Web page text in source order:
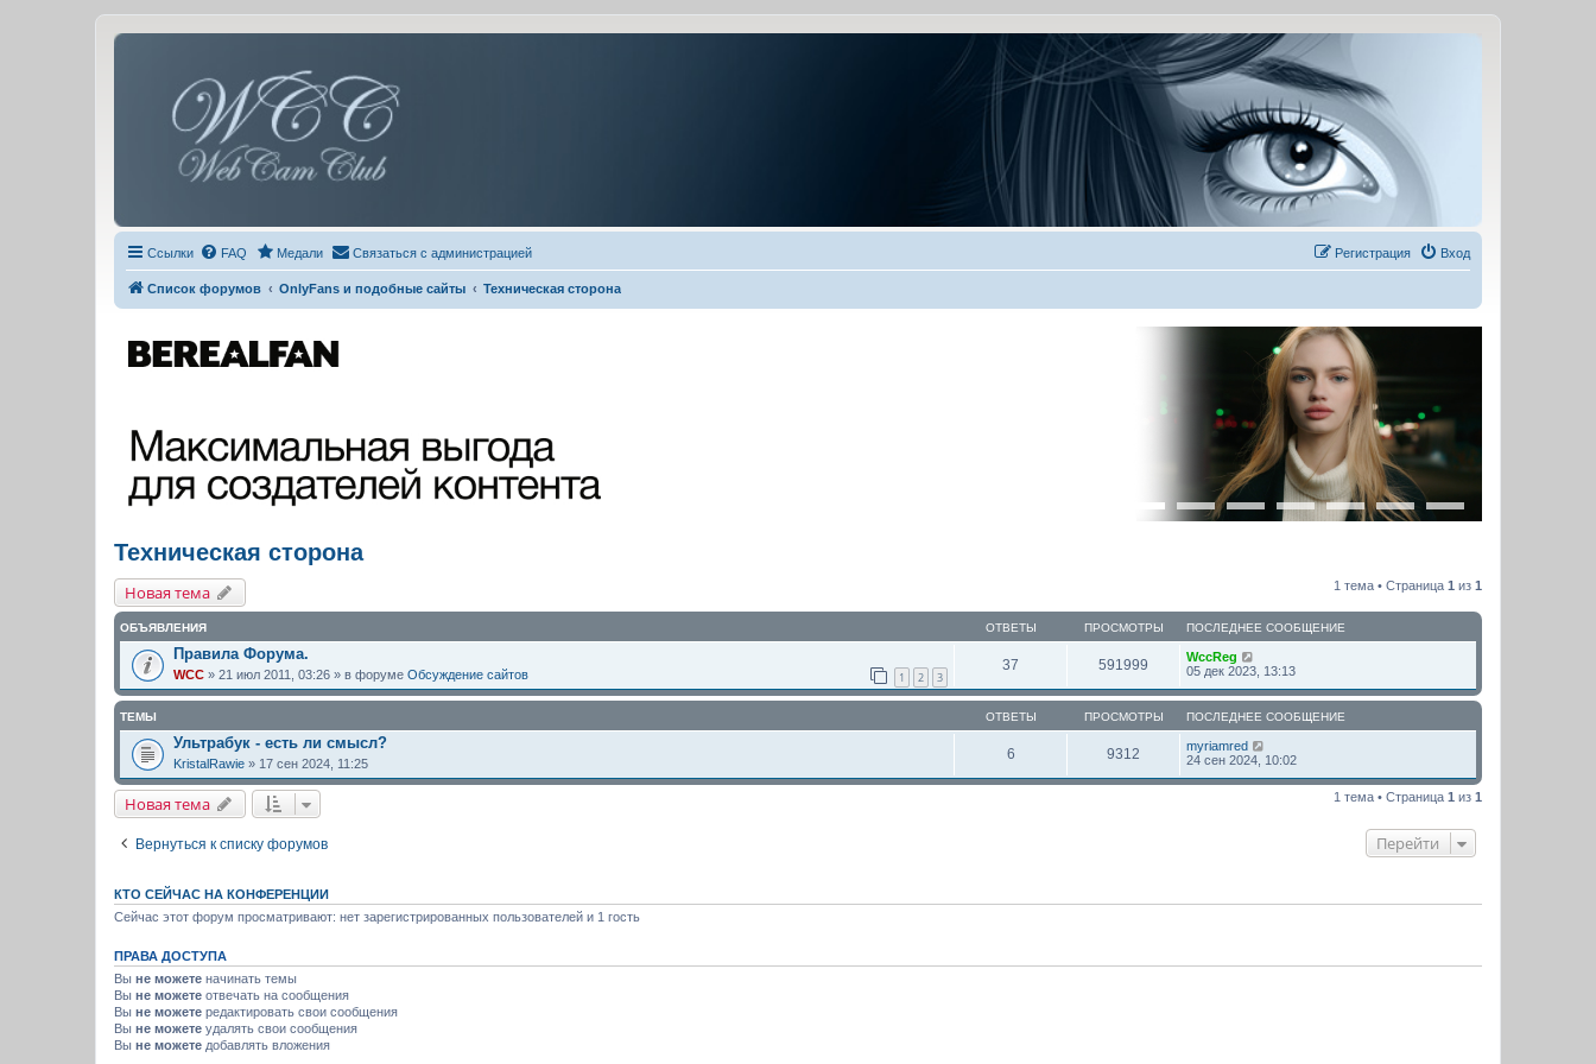
Ссылки FAQ Медали Связаться с администрацией Вход
Регистрация
Список форумов OnlyFans и подобные сайты Техническая сторона
Техническая сторона
Новая тема 1 тема • Страница 1 из 1
ОБЪЯВЛЕНИЯ ОТВЕТЫ ПРОСМОТРЫ ПОСЛЕДНЕЕ СООБЩЕНИЕ
Правила Форума.
WCC » 21 июл 2011, 03:26 » в форуме Обсуждение сайтов 1 2 3
37 591999
WccReg
05 дек 2023, 13:13
ТЕМЫ ОТВЕТЫ ПРОСМОТРЫ ПОСЛЕДНЕЕ СООБЩЕНИЕ
Ультрабук - есть ли смысл?
KristalRawie » 17 сен 2024, 11:25
6 9312
myriamred
24 сен 2024, 10:02
Новая тема 1 тема • Страница 1 из 1
Вернуться к списку форумов Перейти
КТО СЕЙЧАС НА КОНФЕРЕНЦИИ
Сейчас этот форум просматривают: нет зарегистрированных пользователей и 1 гость
ПРАВА ДОСТУПА
Вы не можете начинать темы
Вы не можете отвечать на сообщения
Вы не можете редактировать свои сообщения
Вы не можете удалять свои сообщения
Вы не можете добавлять вложения